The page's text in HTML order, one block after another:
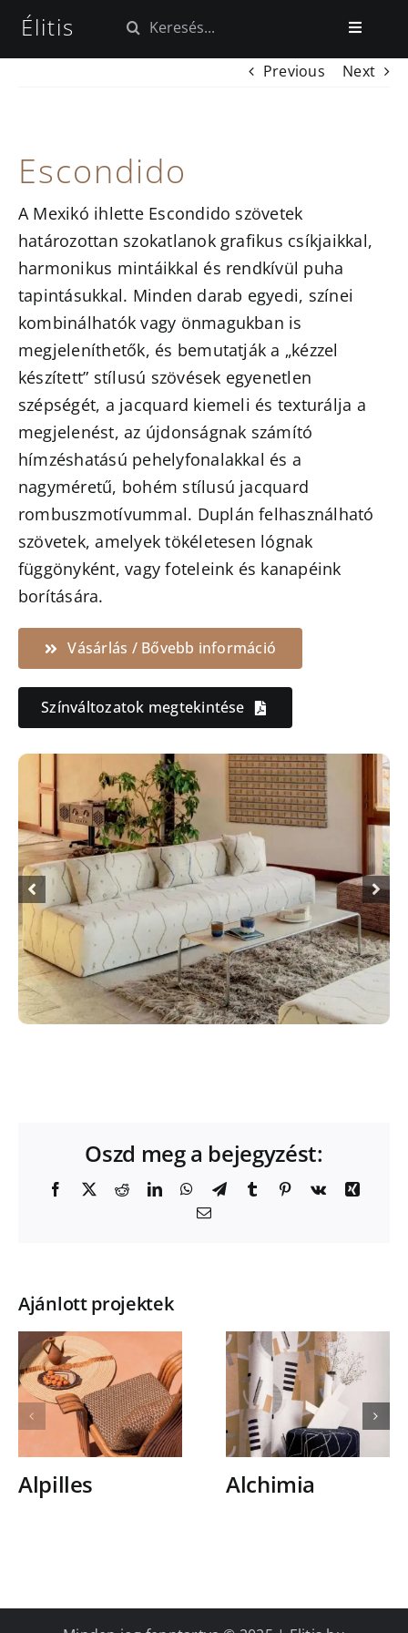
Kihagyás
Élitis
Toggle
Keresés...
Previous Next
Escondido
A Mexikó ihlette Escondido szövetek
határozottan szokatlanok grafikus csíkjaikkal,
harmonikus mintáikkal és rendkívül puha
tapintásukkal. Minden darab egyedi, színei
kombinálhatók vagy önmagukban is
megjeleníthetők, és bemutatják a „kézzel
készített” stílusú szövések egyenetlen
szépségét, a jacquard kiemeli és texturálja a
megjelenést, az újdonságnak számító
hímzéshatású pehelyfonalakkal és a
nagyméretű, bohém stílusú jacquard
rombuszmotívummal. Duplán felhasználható
szövetek, amelyek tökéletesen lógnak
függönyként, vagy foteleink és kanapéink
borítására.
Vásárlás / Bővebb információ
Színváltozatok megtekintése
Oszd meg a bejegyzést:
Facebook
X RedditLinkedInWhatsApp
TelegramTumblr Pinterest
Vk
Xing
Email:
Ajánlott projektek
Alpilles Alchimia